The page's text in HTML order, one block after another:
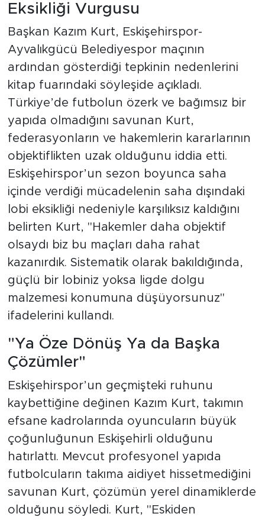
Eksikliği Vurgusu
Başkan Kazım Kurt, Eskişehirspor-
Ayvalıkgücü Belediyespor maçının
ardından gösterdiği tepkinin nedenlerini
kitap fuarındaki söyleşide açıkladı.
Türkiye’de futbolun özerk ve bağımsız bir
yapıda olmadığını savunan Kurt,
federasyonların ve hakemlerin kararlarının
objektiflikten uzak olduğunu iddia etti.
Eskişehirspor’un sezon boyunca saha
içinde verdiği mücadelenin saha dışındaki
lobi eksikliği nedeniyle karşılıksız kaldığını
belirten Kurt, "Hakemler daha objektif
olsaydı biz bu maçları daha rahat
kazanırdık. Sistematik olarak bakıldığında,
güçlü bir lobiniz yoksa ligde dolgu
malzemesi konumuna düşüyorsunuz"
ifadelerini kullandı.
"Ya Öze Dönüş Ya da Başka
Çözümler"
Eskişehirspor’un geçmişteki ruhunu
kaybettiğine değinen Kazım Kurt, takımın
efsane kadrolarında oyuncuların büyük
çoğunluğunun Eskişehirli olduğunu
hatırlattı. Mevcut profesyonel yapıda
futbolcuların takıma aidiyet hissetmediğini
savunan Kurt, çözümün yerel dinamiklerde
olduğunu söyledi. Kurt, "Eskiden